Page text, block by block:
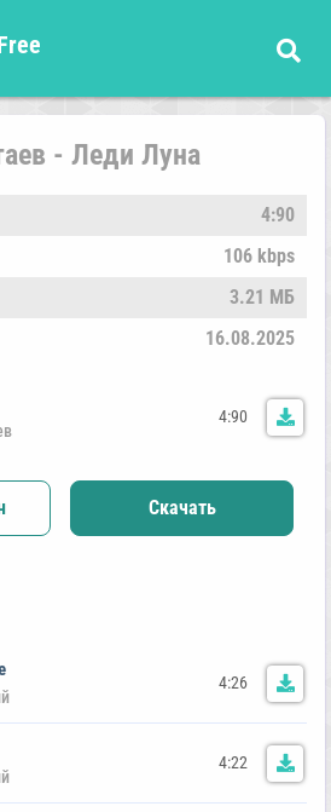
- Леди Луна
4:90
106 kbps
3.21 МБ
16.08.2025
4:90
Скачать
4:26
4:22